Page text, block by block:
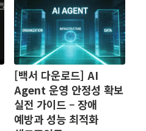
[백서 다운로드] AI
Agent 운영 안정성 확보
실전 가이드 – 장애
예방과 성능 최적화